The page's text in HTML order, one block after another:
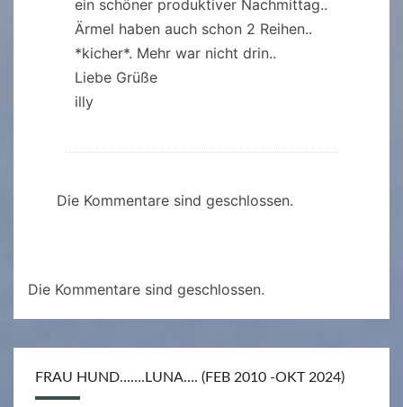
ein schöner produktiver Nachmittag..
Ärmel haben auch schon 2 Reihen..
*kicher*. Mehr war nicht drin..
Liebe Grüße
illy
Die Kommentare sind geschlossen.
Die Kommentare sind geschlossen.
FRAU HUND…….LUNA…. (FEB 2010 -OKT 2024)